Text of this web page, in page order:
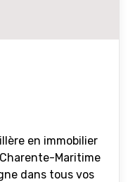
en immobilier
Maritime
dans tous vos